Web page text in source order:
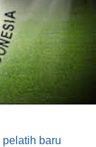
pelatih baru